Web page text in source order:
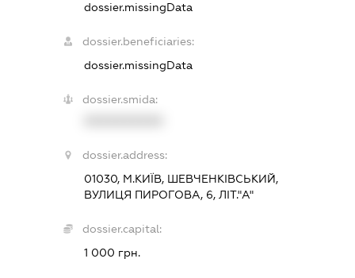
dossier.missingData
dossier.beneficiaries:
dossier.missingData
dossier.smida:
dossier.address:
01030, М.КИЇВ, ШЕВЧЕНКІВСЬКИЙ,
ВУЛИЦЯ ПИРОГОВА, 6, ЛІТ."А"
dossier.capital:
1 000 грн.